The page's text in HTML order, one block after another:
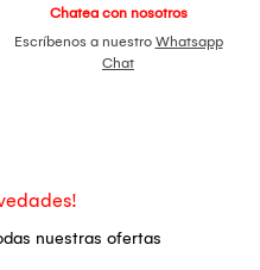
Chatea con nosotros
Escríbenos a nuestro Whatsapp
Chat
nuestras ofertas